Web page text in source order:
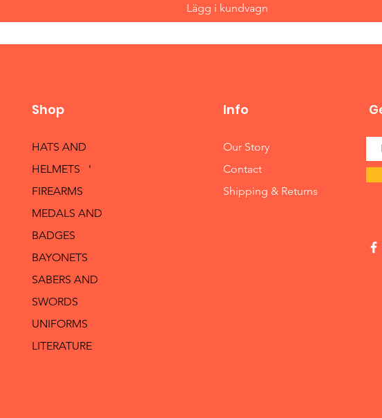
Lägg i kundvagn
Shop
HATS AND
HELMETS '
FIREARMS
MEDALS AND
BADGES
BAYONETS
SABERS AND
SWORDS
UNIFORMS
LITERATURE
Info
Our Story
Contact
Shipping & Returns